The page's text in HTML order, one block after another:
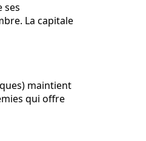
ses
La capitale
maintient
qui offre